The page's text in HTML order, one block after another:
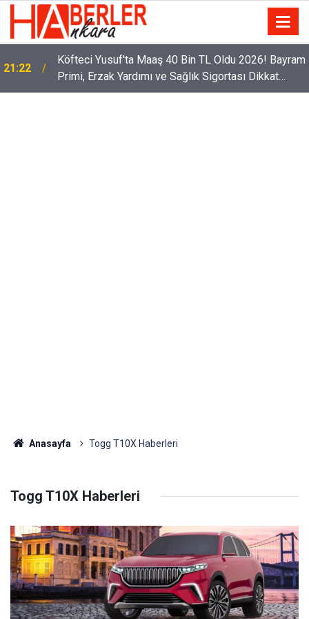
12:33
Sürücüler Dikkat! Yeni Dönemde 3 İhlal Ehliyet
İptaline Neden Olacak
Anasayfa Togg T10X Haberleri
Togg T10X Haberleri